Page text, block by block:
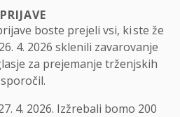
PRIJAVE
boste prejeli vsi, ki ste že
4. 2026 sklenili zavarovanje
za prejemanje trženjskih
sporočil.
4. 2026. Izžrebali bomo 200